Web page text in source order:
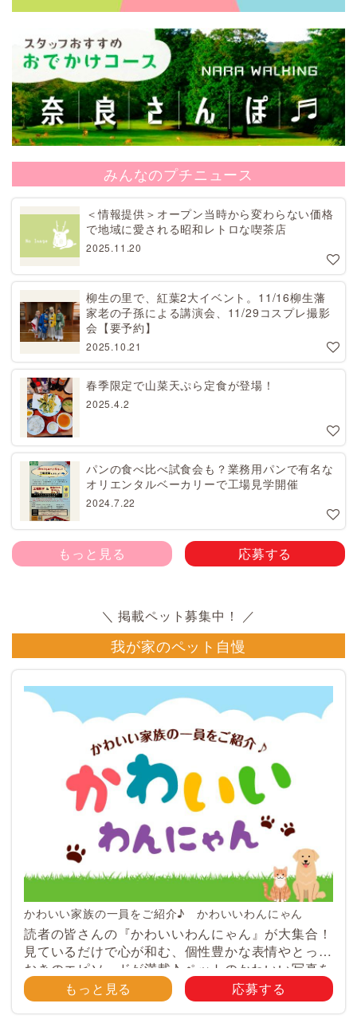
みんなのプチニュース
＜情報提供＞オープン当時から変わらない価格
で地域に愛される昭和レトロな喫茶店
2025.11.20
柳生の里で、紅葉2大イベント。11/16柳生藩
家老の子孫による講演会、11/29コスプレ撮影
会【要予約】
2025.10.21
春季限定で山菜天ぷら定食が登場！
2025.4.2
パンの食べ比べ試食会も？業務用パンで有名な
オリエンタルベーカリーで工場見学開催
2024.7.22
もっと見る 応募する
我が家のペット自慢
かわいい家族の一員をご紹介♪ かわいいわんにゃん
読者の皆さんの『かわいいわんにゃん』が大集合！
見ているだけで心が和む、個性豊かな表情やとって
おきのエピソードが満載♪ ペットのかわいい写真を
大募集！ みなさんのご自慢のペット写真や動画を
大募集！ 携帯電話・スマホ等で撮影 […]
もっと見る 応募する